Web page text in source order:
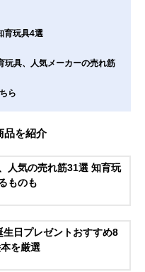
育玩具4選
玩具、人気メーカーの売れ筋
ら
品を紹介
人気の売れ筋31選 知育玩
ものも
日プレゼントおすすめ8
を厳選